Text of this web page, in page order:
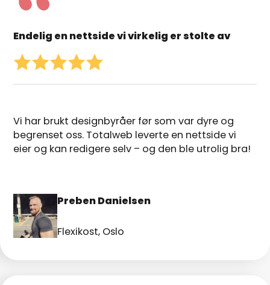
Endelig en nettside vi virkelig er stolte av
Vi har brukt designbyråer før som var dyre og
begrenset oss. Totalweb leverte en nettside vi
eier og kan redigere selv – og den ble utrolig bra!
Preben Danielsen
Flexikost, Oslo